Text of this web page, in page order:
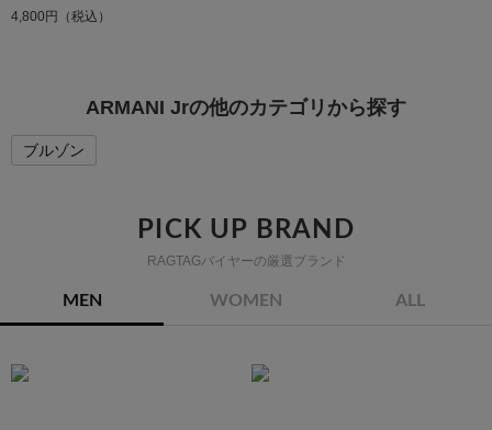
4,800円（税込）
ARMANI Jrの他のカテゴリから探す
ブルゾン
PICK UP BRAND
RAGTAGバイヤーの厳選ブランド
MEN WOMEN ALL